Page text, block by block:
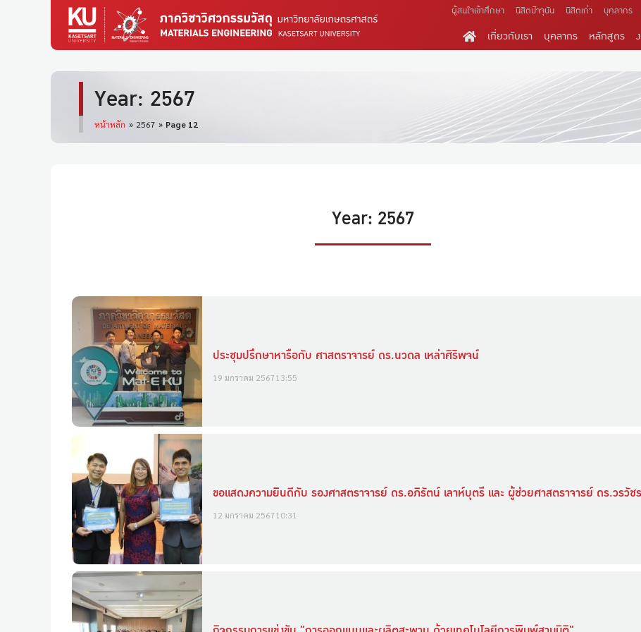
ผู้สนใจเข้าศึกษา นิสิตปัจจุบัน นิสิตเก่า บุคลากร
เกี่ยวกับเรา บุคลากร หลักสูตร
Year: 2567
หน้าหลัก » 2567 » Page 12
Year: 2567
ประชุมปรึกษาหารือกับ ศาสตราจารย์ ดร.นวดล เหล่าศิริพจน์
19 มกราคม 256713:55
ขอแสดงความยิินดีกับ รองศาสตราจารย์ ดร.อภิรัตน์ เลาห์บุตรี และ ผู้ช่วยศาสตราจารย์ ดร.วรวั
12 มกราคม 256710:31